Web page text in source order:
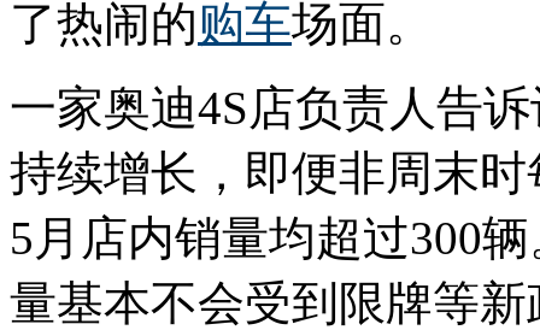
了热闹的购车场面。
一家奥迪4S店负责人告
持续增长，即便非周末
5月店内销量均超过300
量基本不会受到限牌等